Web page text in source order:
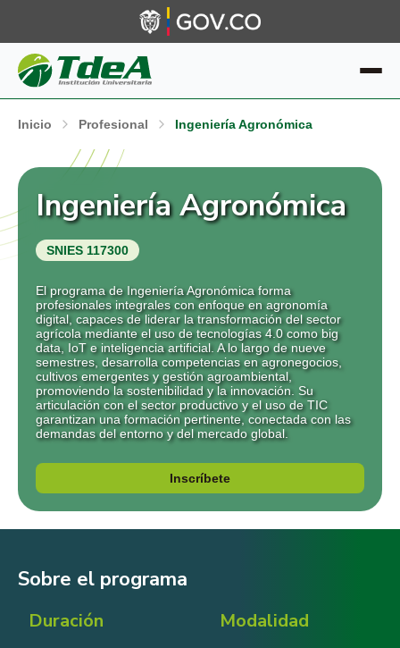
Inicio Profesional Ingeniería Agronómica
Ingeniería Agronómica
SNIES 117300
El programa de Ingeniería Agronómica forma
profesionales integrales con enfoque en agronomía
digital, capaces de liderar la transformación del sector
agrícola mediante el uso de tecnologías 4.0 como big
data, IoT e inteligencia artificial. A lo largo de nueve
semestres, desarrolla competencias en agronegocios,
cultivos emergentes y gestión agroambiental,
promoviendo la sostenibilidad y la innovación. Su
articulación con el sector productivo y el uso de TIC
garantizan una formación pertinente, conectada con las
demandas del entorno y del mercado global.
Inscríbete
Sobre el programa
Duración Modalidad